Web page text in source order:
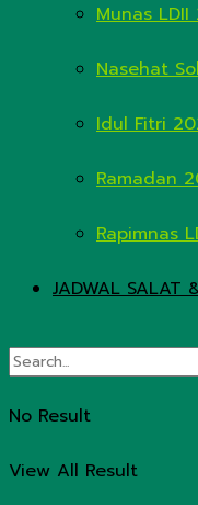
Munas
Nasehat
Idul Fitri
Ramadan
Rapimnas
JADWAL SALAT
No Result
View All Result